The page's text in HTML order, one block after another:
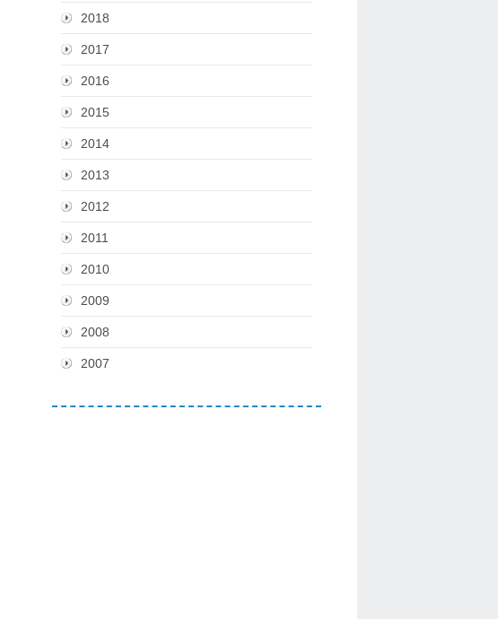
2018
2017
2016
2015
2014
2013
2012
2011
2010
2009
2008
2007